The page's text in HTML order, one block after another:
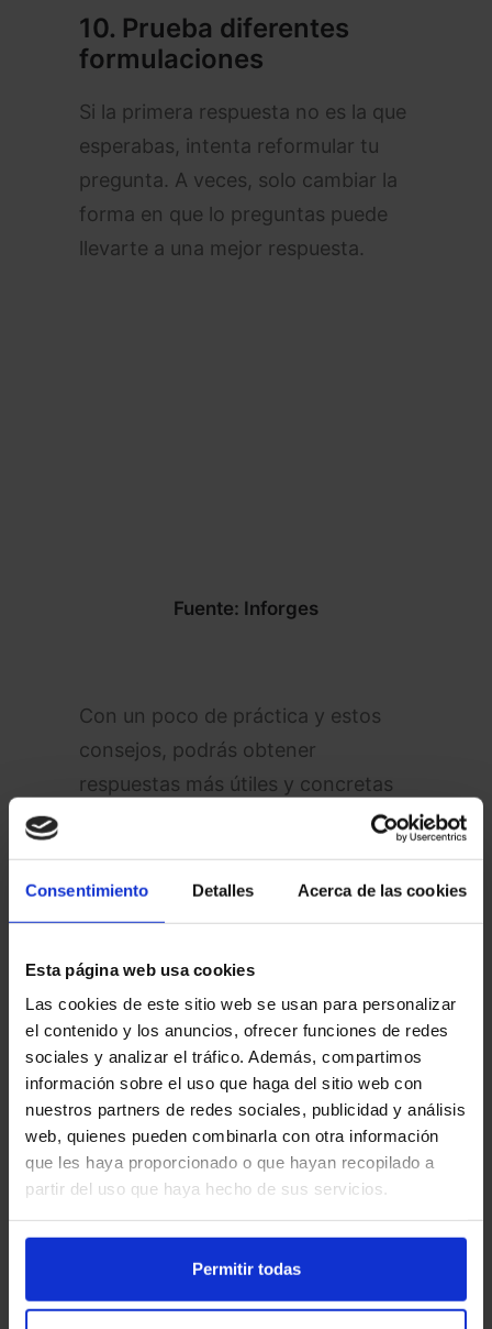
Consentimiento Detalles Acerca de las cookies
Esta página web usa cookies
Las cookies de este sitio web se usan para personalizar
el contenido y los anuncios, ofrecer funciones de redes
sociales y analizar el tráfico. Además, compartimos
información sobre el uso que haga del sitio web con
nuestros partners de redes sociales, publicidad y análisis
web, quienes pueden combinarla con otra información
que les haya proporcionado o que hayan recopilado a
partir del uso que haya hecho de sus servicios.
Permitir todas
10. Prueba diferentes
formulaciones
Si la primera respuesta no es la que
esperabas, intenta reformular tu
pregunta. A veces, solo cambiar la
forma en que lo preguntas puede
llevarte a una mejor respuesta.
Fuente: Inforges
Con un poco de práctica y estos
consejos, podrás obtener
respuestas más útiles y concretas
de ChatGPT. Ya sea que necesites
simplemente una respuesta rápida,
estos trucos te ayudarán a
¡Llévate esteiPhone 15
Pro Max 256GB por 24,25
euros al mes!
Llama gratis al900 622
319